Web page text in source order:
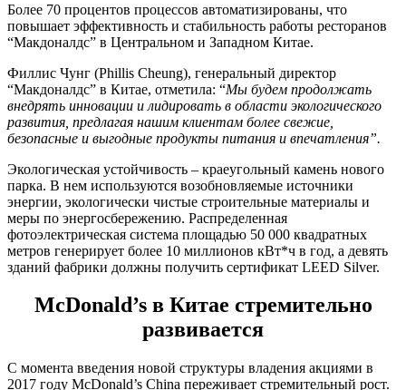
Более 70 процентов процессов автоматизированы, что
повышает эффективность и стабильность работы ресторанов
“Макдоналдс” в Центральном и Западном Китае.
Филлис Чунг (Phillis Cheung), генеральный директор
“Макдоналдс” в Китае, отметила: “Мы будем продолжать
внедрять инновации и лидировать в области экологического
развития, предлагая нашим клиентам более свежие,
безопасные и выгодные продукты питания и впечатления”.
Экологическая устойчивость – краеугольный камень нового
парка. В нем используются возобновляемые источники
энергии, экологически чистые строительные материалы и
меры по энергосбережению. Распределенная
фотоэлектрическая система площадью 50 000 квадратных
метров генерирует более 10 миллионов кВт*ч в год, а девять
зданий фабрики должны получить сертификат LEED Silver.
McDonald’s в Китае стремительно
развивается
С момента введения новой структуры владения акциями в
2017 году McDonald’s China переживает стремительный рост.